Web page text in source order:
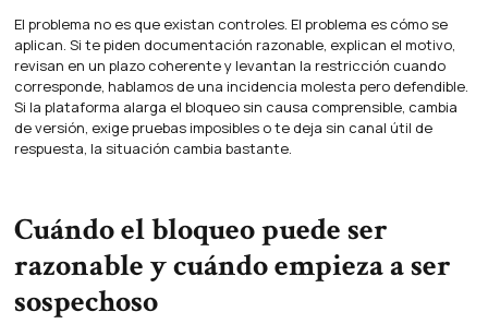
El problema no es que existan controles. El problema es cómo se
aplican. Si te piden documentación razonable, explican el motivo,
revisan en un plazo coherente y levantan la restricción cuando
corresponde, hablamos de una incidencia molesta pero defendible.
Si la plataforma alarga el bloqueo sin causa comprensible, cambia
de versión, exige pruebas imposibles o te deja sin canal útil de
respuesta, la situación cambia bastante.
Cuándo el bloqueo puede ser
razonable y cuándo empieza a ser
sospechoso